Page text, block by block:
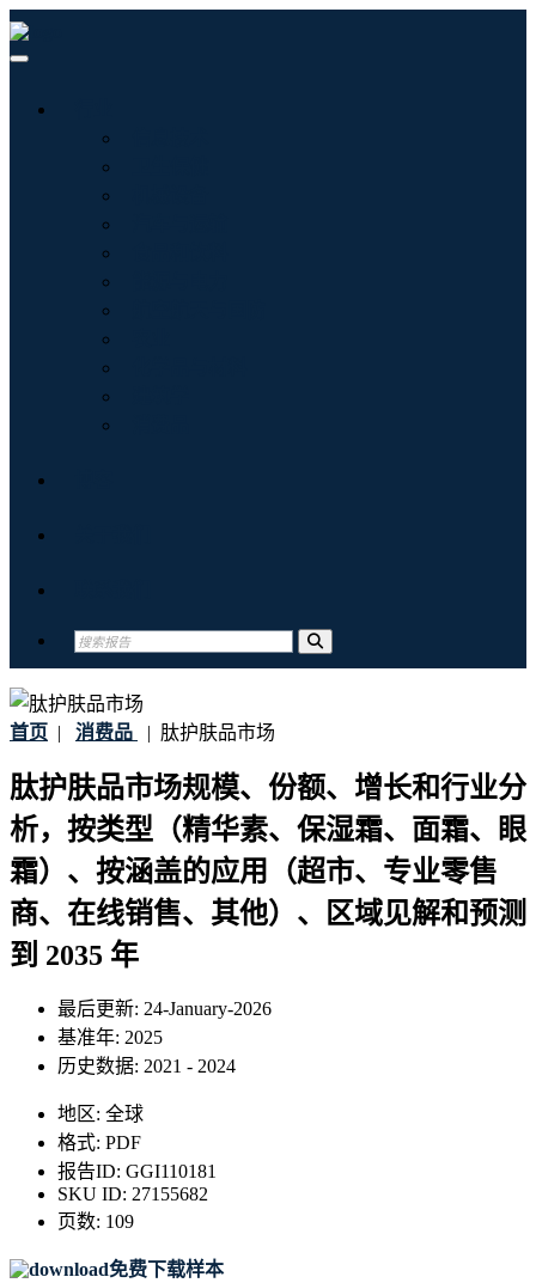
首页 | 消费品 | 肽护肤品市场
肽护肤品市场规模、份额、增长和行业分
析，按类型（精华素、保湿霜、面霜、眼
霜）、按涵盖的应用（超市、专业零售
商、在线销售、其他）、区域见解和预测
到 2035 年
最后更新: 24-January-2026
基准年: 2025
历史数据: 2021 - 2024
地区: 全球
格式: PDF
报告ID: GGI110181
SKU ID: 27155682
页数: 109
免费下载样本